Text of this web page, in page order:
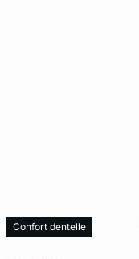
Confort dentelle